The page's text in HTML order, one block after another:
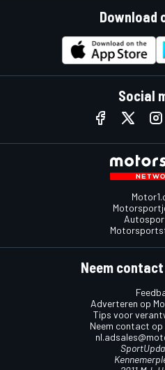
Download
Social
Neem
Adverteren op
Tips voor
Neem contact